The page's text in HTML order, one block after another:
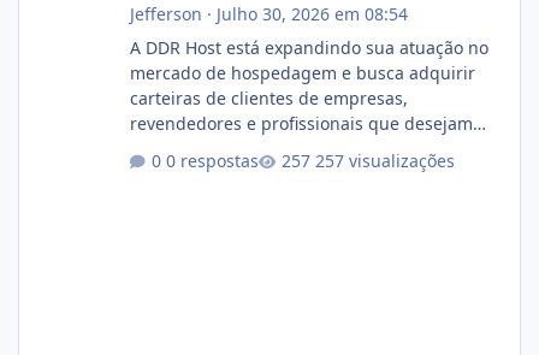
Jefferson · Julho 30, 2026 em 08:54
A DDR Host está expandindo sua atuação no
mercado de hospedagem e busca adquirir
carteiras de clientes de empresas,
revendedores e profissionais que desejam
encerrar suas atividades ou reduzir sua
operação. Se você possui clientes ativos de
0 respostas 257 visualizações